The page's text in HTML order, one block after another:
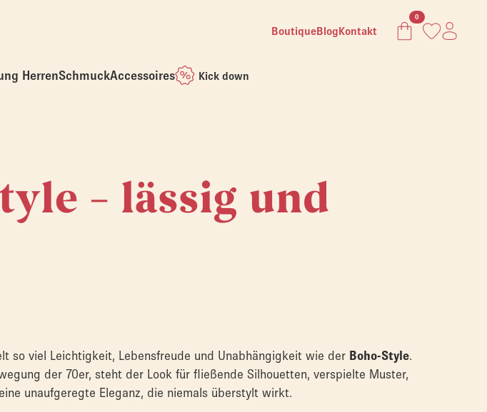
BoutiqueBlogKontakt
0
HerrenSchmuckAccessoires Kick down
– lässig und
so viel Leichtigkeit, Lebensfreude und Unabhängigkeit wie der Boho-Style.
der 70er, steht der Look für fließende Silhouetten, verspielte Muster,
unaufgeregte Eleganz, die niemals überstylt wirkt.